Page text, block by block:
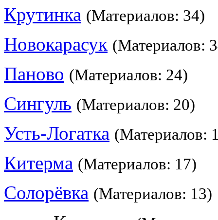
Крутинка (Материалов: 34)
Новокарасук (Материалов:
Паново (Материалов: 24)
Сингуль (Материалов: 20)
Усть-Логатка (Материалов:
Китерма (Материалов: 17)
Солорёвка (Материалов: 13)